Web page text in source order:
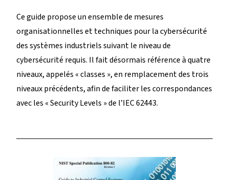
Ce guide propose un ensemble de mesures
organisationnelles et techniques pour la cybersécurité
des systèmes industriels suivant le niveau de
cybersécurité requis. Il fait désormais référence à quatre
niveaux, appelés « classes », en remplacement des trois
niveaux précédents, afin de faciliter les correspondances
avec les « Security Levels » de l’IEC 62443.